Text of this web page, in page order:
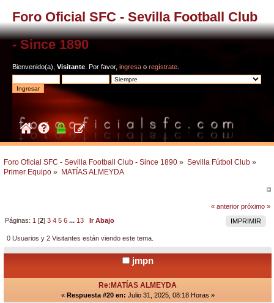
Foro Oficial SFC - Sevilla Football Club
- Since 1890
Bienvenido(a), Visitante . Por favor, ingresa o regístrate
Foro Oficial SFC - Sevilla Football Club - Since 1890 » Sevilla Fútbol Club »
Primer Equipo » MATÍAS ALMEYDA
« anterior próximo »
IMPRIMIR
Páginas: 1 [2]3 4 5 6 ... 13 Ir Abajo
0 Usuarios y 2 Visitantes están viendo este tema.
jmpn
Re:MATÍAS ALMEYDA
« Respuesta #20 en: Julio 31, 2025, 08:18 Horas »